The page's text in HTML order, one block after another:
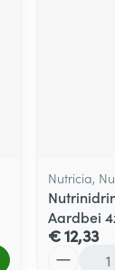
Nutricia,
Aardbei
€ 12,33